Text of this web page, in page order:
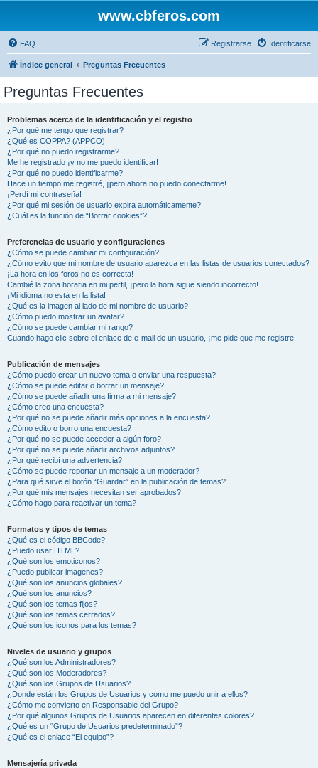
www.cbferos.com
FAQ Identificarse
Registrarse
Índice general Preguntas Frecuentes
Preguntas Frecuentes
Problemas acerca de la identificación y el registro
¿Por qué me tengo que registrar?
¿Qué es COPPA? (APPCO)
¿Por qué no puedo registrarme?
Me he registrado ¡y no me puedo identificar!
¿Por qué no puedo identificarme?
Hace un tiempo me registré, ¡pero ahora no puedo conectarme!
¡Perdí mi contraseña!
¿Por qué mi sesión de usuario expira automáticamente?
¿Cuál es la función de “Borrar cookies”?
Preferencias de usuario y configuraciones
¿Cómo se puede cambiar mi configuración?
¿Cómo evito que mi nombre de usuario aparezca en las listas de usuarios conectados?
¡La hora en los foros no es correcta!
Cambié la zona horaria en mi perfil, ¡pero la hora sigue siendo incorrecto!
¡Mi idioma no está en la lista!
¿Qué es la imagen al lado de mi nombre de usuario?
¿Cómo puedo mostrar un avatar?
¿Cómo se puede cambiar mi rango?
Cuando hago clic sobre el enlace de e-mail de un usuario, ¡me pide que me registre!
Publicación de mensajes
¿Cómo puedo crear un nuevo tema o enviar una respuesta?
¿Cómo se puede editar o borrar un mensaje?
¿Cómo se puede añadir una firma a mi mensaje?
¿Cómo creo una encuesta?
¿Por qué no se puede añadir más opciones a la encuesta?
¿Cómo edito o borro una encuesta?
¿Por qué no se puede acceder a algún foro?
¿Por qué no se puede añadir archivos adjuntos?
¿Por qué recibí una advertencia?
¿Cómo se puede reportar un mensaje a un moderador?
¿Para qué sirve el botón “Guardar” en la publicación de temas?
¿Por qué mis mensajes necesitan ser aprobados?
¿Cómo hago para reactivar un tema?
Formatos y tipos de temas
¿Qué es el código BBCode?
¿Puedo usar HTML?
¿Qué son los emoticonos?
¿Puedo publicar imagenes?
¿Qué son los anuncios globales?
¿Qué son los anuncios?
¿Qué son los temas fijos?
¿Qué son los temas cerrados?
¿Qué son los iconos para los temas?
Niveles de usuario y grupos
¿Qué son los Administradores?
¿Qué son los Moderadores?
¿Qué son los Grupos de Usuarios?
¿Donde están los Grupos de Usuarios y como me puedo unir a ellos?
¿Cómo me convierto en Responsable del Grupo?
¿Por qué algunos Grupos de Usuarios aparecen en diferentes colores?
¿Qué es un “Grupo de Usuarios predeterminado”?
¿Qué es el enlace “El equipo”?
Mensajería privada